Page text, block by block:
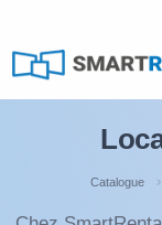
Catalogue